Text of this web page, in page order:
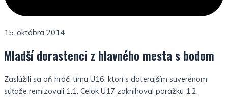
15. októbra 2014
Mladší dorastenci z hlavného mesta s bodom
Zaslúžili sa oň hráči tímu U16, ktorí s doterajším suverénom
súťaže remizovali 1:1. Celok U17 zaknihoval porážku 1:2.